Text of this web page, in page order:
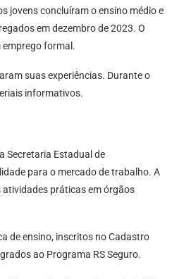
jovens concluíram o ensino médio e
em dezembro de 2023. O
emprego formal.
suas experiências. Durante o
informativos.
Secretaria Estadual de
para o mercado de trabalho. A
práticas em órgãos
de ensino, inscritos no Cadastro
ao Programa RS Seguro.